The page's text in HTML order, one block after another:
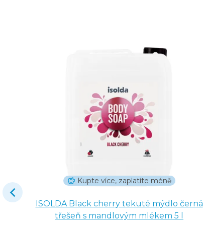
Kupte více, zaplatíte méně
ISOLDA Black cherry tekuté mýdlo černá
třešeň s mandlovým mlékem 5 l